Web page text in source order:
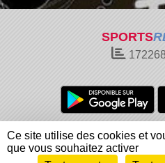
SPORTS
172268
Charte cookies
Informations légales
Ce site utilise des cookies et
que vous souhaitez activer